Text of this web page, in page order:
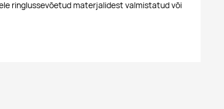
ringlussevõetud materjalidest valmistatud või